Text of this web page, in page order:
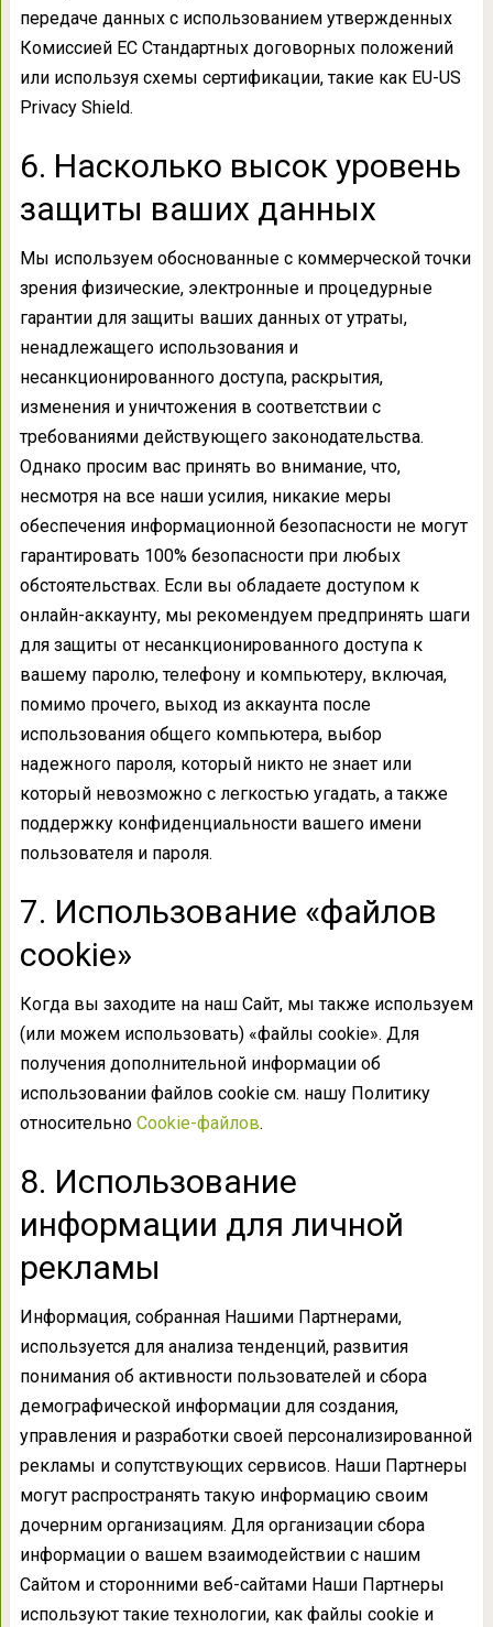
передаче данных с использованием утвержденных
Комиссией ЕС Стандартных договорных положений
или используя схемы сертификации, такие как EU-US
Privacy Shield.
6. Насколько высок уровень
защиты ваших данных
Мы используем обоснованные с коммерческой точки
зрения физические, электронные и процедурные
гарантии для защиты ваших данных от утраты,
ненадлежащего использования и
несанкционированного доступа, раскрытия,
изменения и уничтожения в соответствии с
требованиями действующего законодательства.
Однако просим вас принять во внимание, что,
несмотря на все наши усилия, никакие меры
обеспечения информационной безопасности не могут
гарантировать 100% безопасности при любых
обстоятельствах. Если вы обладаете доступом к
онлайн-аккаунту, мы рекомендуем предпринять шаги
для защиты от несанкционированного доступа к
вашему паролю, телефону и компьютеру, включая,
помимо прочего, выход из аккаунта после
использования общего компьютера, выбор
надежного пароля, который никто не знает или
который невозможно с легкостью угадать, а также
поддержку конфиденциальности вашего имени
пользователя и пароля.
7. Использование «файлов
cookie»
Когда вы заходите на наш Сайт, мы также используем
(или можем использовать) «файлы cookie». Для
получения дополнительной информации об
использовании файлов cookie см. нашу Политику
относительно Cookie-файлов.
8. Использование
информации для личной
рекламы
Информация, собранная Нашими Партнерами,
используется для анализа тенденций, развития
понимания об активности пользователей и сбора
демографической информации для создания,
управления и разработки своей персонализированной
рекламы и сопутствующих сервисов. Наши Партнеры
могут распространять такую информацию своим
дочерним организациям. Для организации сбора
информации о вашем взаимодействии с нашим
Сайтом и сторонними веб-сайтами Наши Партнеры
используют такие технологии, как файлы cookie и